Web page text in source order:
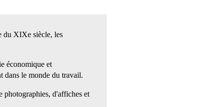
du XIXe siècle, les
économique et
dans le monde du travail.
photographies, d'affiches et